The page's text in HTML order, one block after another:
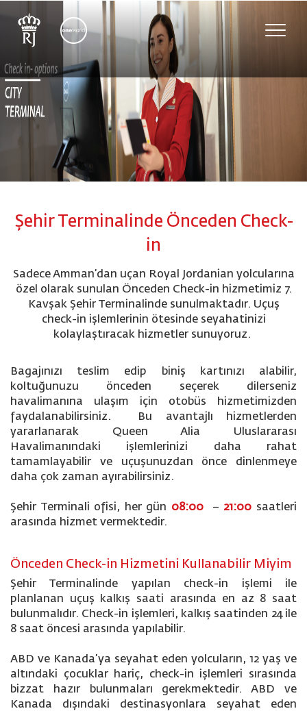
Toggle
Şehir Terminalinde Önceden Check-
in
Sadece Amman’dan uçan Royal Jordanian yolcularına
özel olarak sunulan Önceden Check-in hizmetimiz 7.
Kavşak Şehir Terminalinde sunulmaktadır. Uçuş
check-in işlemlerinin ötesinde seyahatinizi
kolaylaştıracak hizmetler sunuyoruz.
Bagajınızı teslim edip biniş kartınızı alabilir,
koltuğunuzu önceden seçerek dilerseniz
havalimanına ulaşım için otobüs hizmetimizden
faydalanabilirsiniz. Bu avantajlı hizmetlerden
yararlanarak Queen Alia Uluslararası
Havalimanındaki işlemlerinizi daha rahat
tamamlayabilir ve uçuşunuzdan önce dinlenmeye
daha çok zaman ayırabilirsiniz.
Şehir Terminali ofisi, her gün 08:00– 21:00 saatleri
arasında hizmet vermektedir.
Önceden Check-in Hizmetini Kullanabilir Miyim
Şehir Terminalinde yapılan check-in işlemi ile
planlanan uçuş kalkış saati arasında en az 8 saat
bulunmalıdır. Check-in işlemleri, kalkış saatinden 24 ile
8 saat öncesi arasında yapılabilir.
ABD ve Kanada’ya seyahat eden yolcuların, 12 yaş ve
altındaki çocuklar hariç, check-in işlemleri sırasında
bizzat hazır bulunmaları gerekmektedir. ABD ve
Kanada dışındaki destinasyonlara seyahat eden